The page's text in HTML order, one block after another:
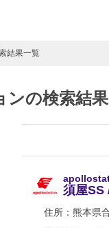
結果一覧
ンの検索結果
須屋SS
住所： 熊本県